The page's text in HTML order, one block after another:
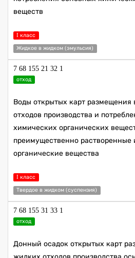
веществ
I класс
Жидкое в жидком (эмульсия)
7 68 155 21 32 1
отход
Воды открытых карт размещения
отходов производства и
химических органических
преимущественно растворенные
органические вещества
I класс
Твердое в жидком (суспензия)
7 68 155 31 33 1
отход
Донный осадок открытых карт